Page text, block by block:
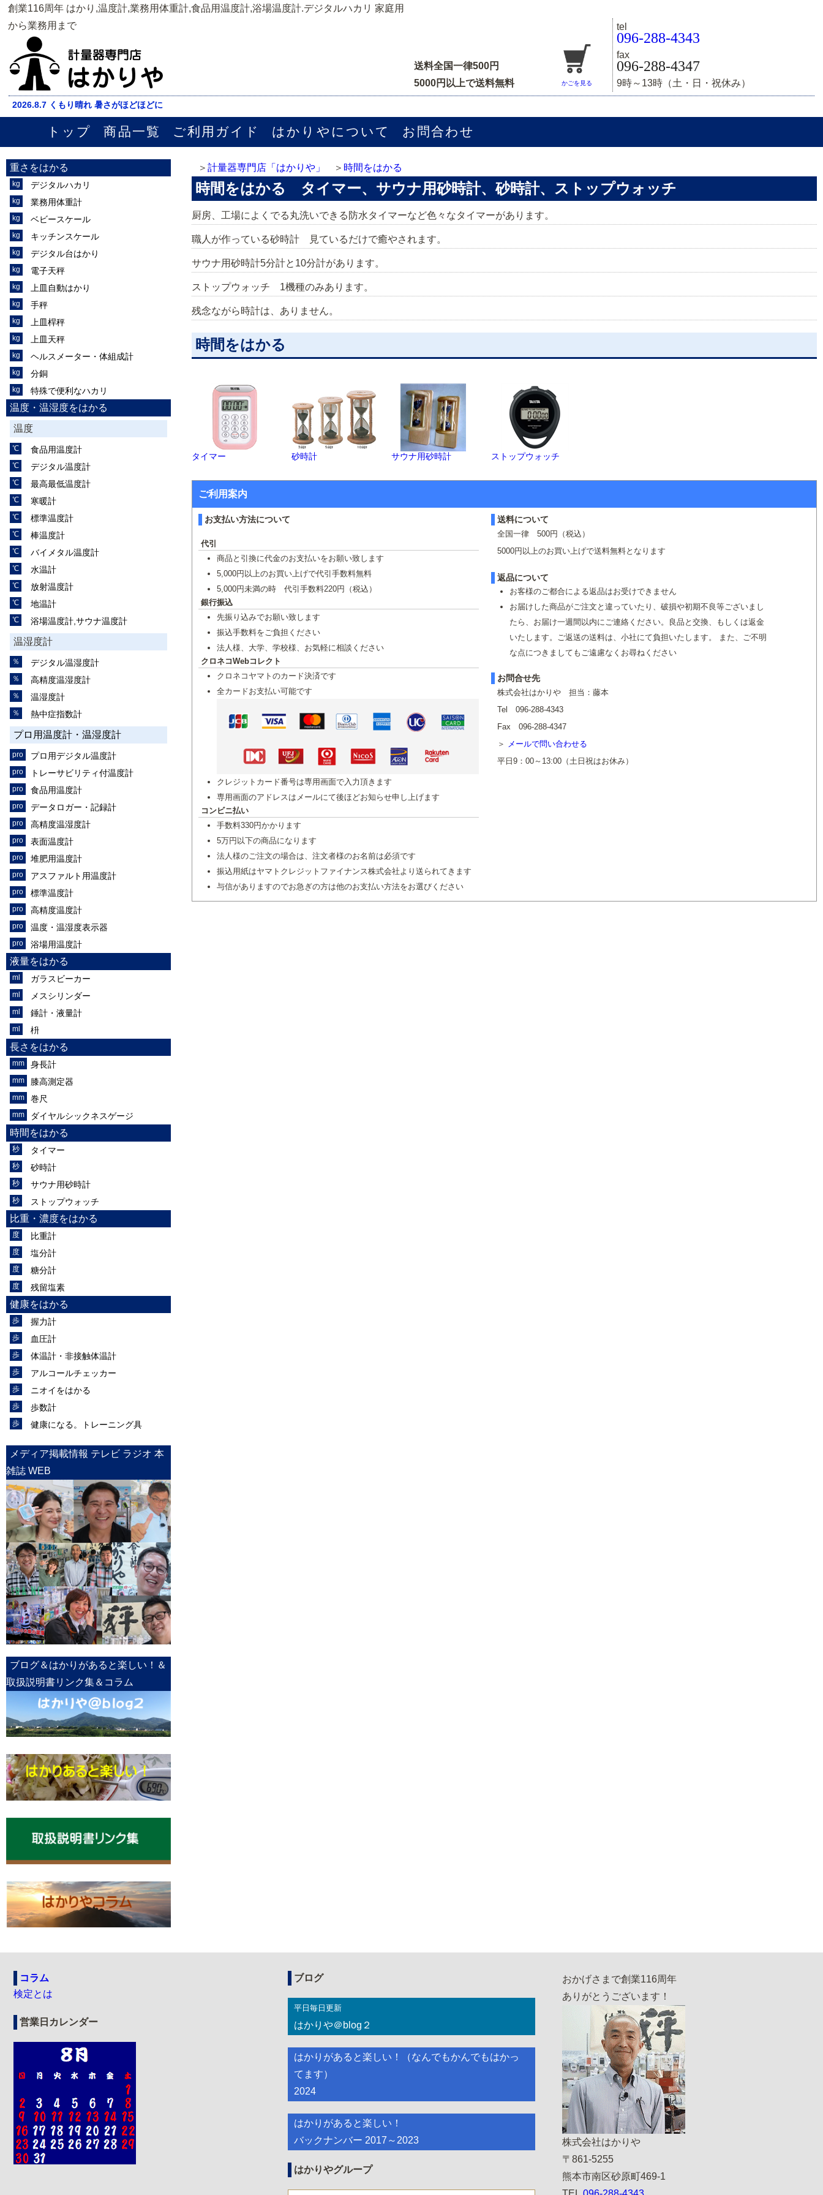
創業116周年 はかり,温度計,業務用体重計,食品用温度計,浴場温度計.デジタルハカリ 家庭用
から業務用まで
送料全国一律500円
5000円以上で送料無料
かごを見る
tel
096-288-4343
fax
096-288-4347
9時～13時（土・日・祝休み）
2026.8.7 くもり晴れ 暑さがほどほどに
トップ 商品一覧 ご利用ガイド はかりやについて お問合わせ
計量器専門店「はかりや」 時間をはかる
時間をはかる タイマー、サウナ用砂時計、砂時計、ストップウォッチ
厨房、工場によくでる丸洗いできる防水タイマーなど色々なタイマーがあります。
職人が作っている砂時計 見ているだけで癒やされます。
サウナ用砂時計5分計と10分計があります。
ストップウォッチ 1機種のみあります。
残念ながら時計は、ありません。
時間をはかる
タイマー 砂時計 サウナ用砂時計 ストップウォッチ
ご利用案内
お支払い方法について
代引
商品と引換に代金のお支払いをお願い致します
5,000円以上のお買い上げで代引手数料無料
5,000円未満の時 代引手数料220円（税込）
銀行振込
先振り込みでお願い致します
振込手数料をご負担ください
法人様、大学、学校様、お気軽に相談ください
クロネコWebコレクト
クロネコヤマトのカード決済です
全カードお支払い可能です
クレジットカード番号は専用画面で入力頂きます
専用画面のアドレスはメールにて後ほどお知らせ申し上げます
コンビニ払い
手数料330円かかります
5万円以下の商品になります
法人様のご注文の場合は、注文者様のお名前は必須です
振込用紙はヤマトクレジットファイナンス株式会社より送られてきます
与信がありますのでお急ぎの方は他のお支払い方法をお選びください
送料について
全国一律 500円（税込）
5000円以上のお買い上げで送料無料となります
返品について
お客様のご都合による返品はお受けできません
お届けした商品がご注文と違っていたり、破損や初期不良等ございまし
たら、お届け一週間以内にご連絡ください。良品と交換、もしくは返金
いたします。ご返送の送料は、小社にて負担いたします。 また、ご不明
な点につきましてもご遠慮なくお尋ねください
お問合せ先
株式会社はかりや 担当：藤本
Tel 096-288-4343
Fax 096-288-4347
メールで問い合わせる
平日9：00～13:00（土日祝はお休み）
重さをはかる
デジタルハカリ
業務用体重計
ベビースケール
キッチンスケール
デジタル台はかり
電子天秤
上皿自動はかり
手秤
上皿桿秤
上皿天秤
ヘルスメーター・体組成計
分銅
特殊で便利なハカリ
温度・温湿度をはかる
温度
食品用温度計
デジタル温度計
最高最低温度計
寒暖計
標準温度計
棒温度計
バイメタル温度計
水温計
放射温度計
地温計
浴場温度計,サウナ温度計
温湿度計
デジタル温湿度計
高精度温湿度計
温湿度計
熱中症指数計
プロ用温度計・温湿度計
プロ用デジタル温度計
トレーサビリティ付温度計
食品用温度計
データロガー・記録計
高精度温湿度計
表面温度計
堆肥用温度計
アスファルト用温度計
標準温度計
高精度温度計
温度・温湿度表示器
浴場用温度計
液量をはかる
ガラスビーカー
メスシリンダー
錘計・液量計
枡
長さをはかる
身長計
膝高測定器
巻尺
ダイヤルシックネスゲージ
時間をはかる
タイマー
砂時計
サウナ用砂時計
ストップウォッチ
比重・濃度をはかる
比重計
塩分計
糖分計
残留塩素
健康をはかる
握力計
血圧計
体温計・非接触体温計
アルコールチェッカー
ニオイをはかる
歩数計
健康になる。トレーニング具
メディア掲載情報 テレビ ラジオ 本
雑誌 WEB
ブログ＆はかりがあると楽しい！＆
取扱説明書リンク集＆コラム
コラム
検定とは
営業日カレンダー
ブログ
平日毎日更新
はかりや＠blog２
はかりがあると楽しい！（なんでもかんでもはかっ
てます）
2024
はかりがあると楽しい！
バックナンバー 2017～2023
はかりやグループ
おかげさまで創業116周年
ありがとうございます！
株式会社はかりや
〒861-5255
熊本市南区砂原町469-1